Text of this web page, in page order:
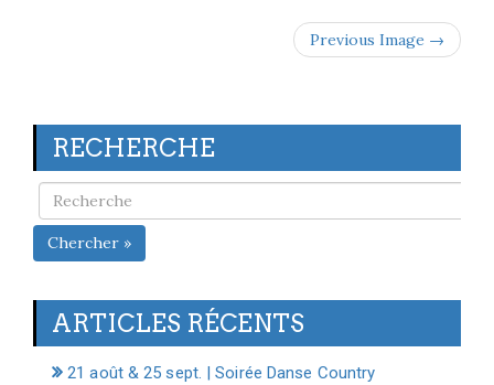
Previous Image →
RECHERCHE
Chercher »
ARTICLES RÉCENTS
21 août & 25 sept. | Soirée Danse Country